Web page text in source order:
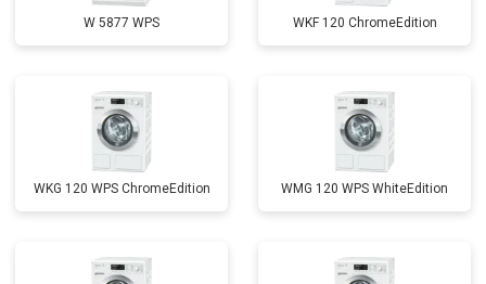
W 5877 WPS WKF 120 ChromeEdition
WKG 120 WPS ChromeEdition WMG 120 WPS WhiteEdition